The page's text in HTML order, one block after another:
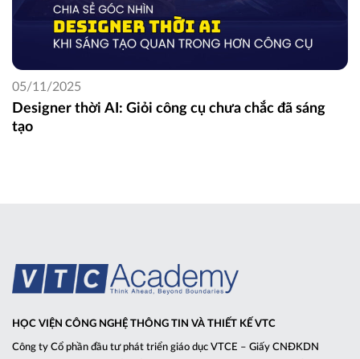
Designer thời AI: Giỏi công cụ chưa chắc đã sáng
tạo
05/11/2025
HỌC VIỆN CÔNG NGHỆ THÔNG TIN VÀ THIẾT KẾ VTC
Công ty Cổ phần đầu tư phát triển giáo dục VTCE – Giấy CNĐKDN